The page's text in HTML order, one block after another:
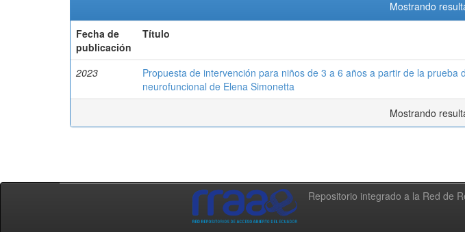
Mostrando
Fecha de
publicación
Título
2023
Propuesta de intervención para niños de 3 a 6 años a partir de la prueba
neurofuncional de Elena Simonetta
Mostrando
Repositorio integrado a la Red de